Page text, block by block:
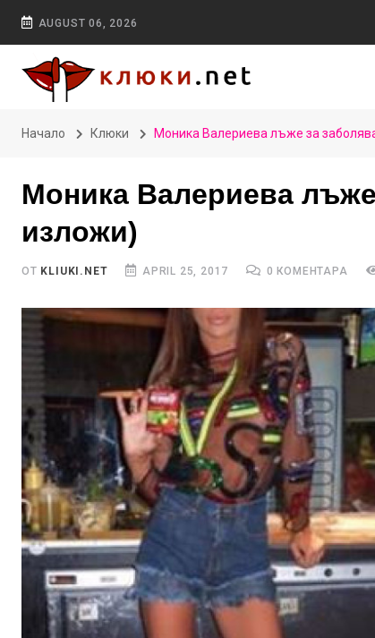
AUGUST 06, 2026
Начало Клюки Моника Валериева лъже за
Моника Валериева
изложи)
ОТ KLIUKI.NET APRIL 25, 2017 0 КОМЕНТАРА